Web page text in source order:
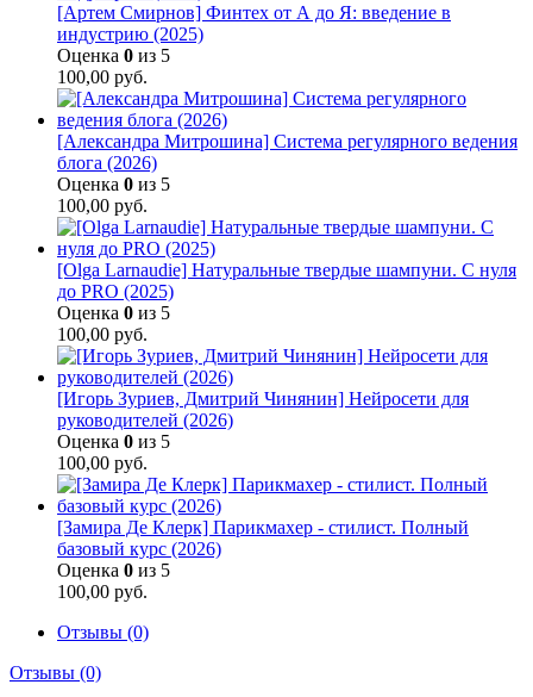
[Артем Смирнов] Финтех от А до Я: введение в
индустрию (2025)
Оценка 0 из 5
100,00 руб.
[Александра Митрошина] Система регулярного ведения
блога (2026)
Оценка 0 из 5
100,00 руб.
[Olga Larnaudie] Натуральные твердые шампуни. С нуля
до PRO (2025)
Оценка 0 из 5
100,00 руб.
[Игорь Зуриев, Дмитрий Чинянин] Нейросети для
руководителей (2026)
Оценка 0 из 5
100,00 руб.
[Замира Де Клерк] Парикмахер - стилист. Полный
базовый курс (2026)
Оценка 0 из 5
100,00 руб.
Отзывы (0)
Отзывы (0)